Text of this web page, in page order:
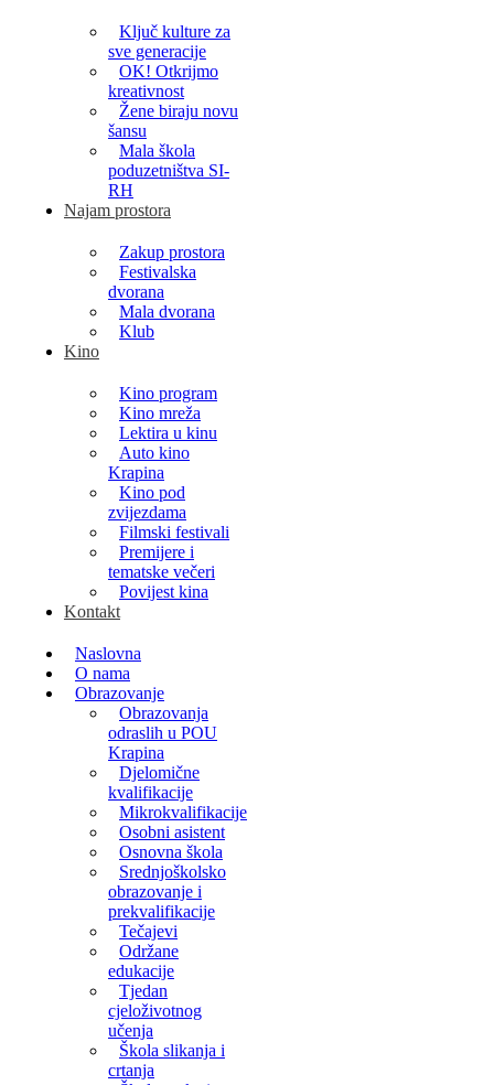
Ključ kulture za
sve generacije
OK! Otkrijmo
kreativnost
Žene biraju novu
šansu
Mala škola
poduzetništva SI-
RH
Najam prostora
Zakup prostora
Festivalska
dvorana
Mala dvorana
Klub
Kino
Kino program
Kino mreža
Lektira u kinu
Auto kino
Krapina
Kino pod
zvijezdama
Filmski festivali
Premijere i
tematske večeri
Povijest kina
Kontakt
Naslovna
O nama
Obrazovanje
Obrazovanja
odraslih u POU
Krapina
Djelomične
kvalifikacije
Mikrokvalifikacije
Osobni asistent
Osnovna škola
Srednjoškolsko
obrazovanje i
prekvalifikacije
Tečajevi
Održane
edukacije
Tjedan
cjeloživotnog
učenja
Škola slikanja i
crtanja